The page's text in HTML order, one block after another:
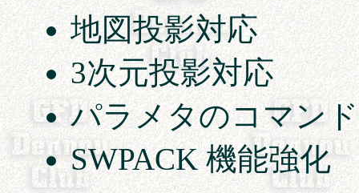
地図投影対応
3次元投影対応
パラメタのコマン
SWPACK 機能強化